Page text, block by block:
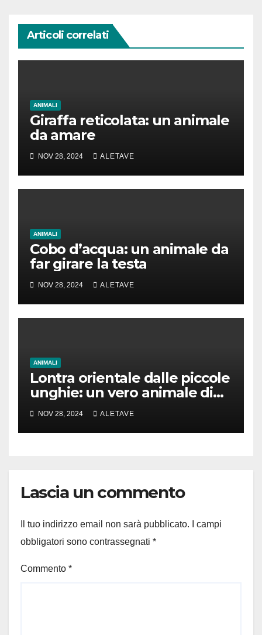
Articoli correlati
ANIMALI
Giraffa reticolata: un animale
da amare
NOV 28, 2024 ALETAVE
ANIMALI
Cobo d’acqua: un animale da
far girare la testa
NOV 28, 2024 ALETAVE
ANIMALI
Lontra orientale dalle piccole
unghie: un vero animale di
cui parlare
NOV 28, 2024 ALETAVE
Lascia un commento
Il tuo indirizzo email non sarà pubblicato.
I campi
obbligatori sono contrassegnati *
Commento *